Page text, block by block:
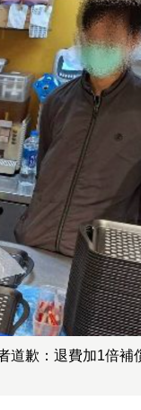
道歉：退費加1倍補